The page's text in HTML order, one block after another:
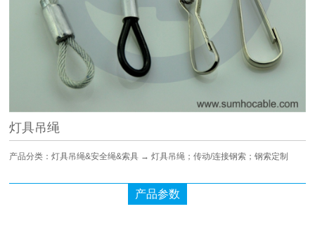
灯具吊绳
产品分类：灯具吊绳&安全绳&索具 → 灯具吊绳；传动/连接钢索；钢索定制
产品参数